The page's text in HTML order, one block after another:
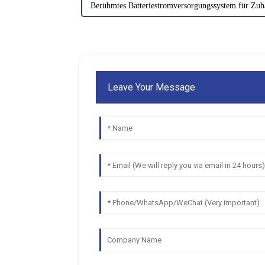
Berühmtes Batteriestromversorgungssystem für
Leave Your Message